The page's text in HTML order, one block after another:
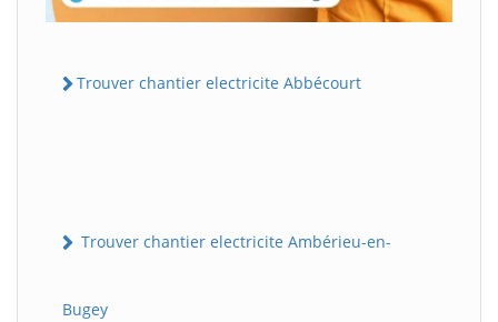
Trouver chantier electricite Abbécourt
Trouver chantier electricite Ambérieu-en-
Bugey